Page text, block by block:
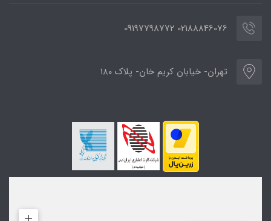
02188846076 09197798772
تهران- خیابان کریم خان- پلاک ۱۸۰